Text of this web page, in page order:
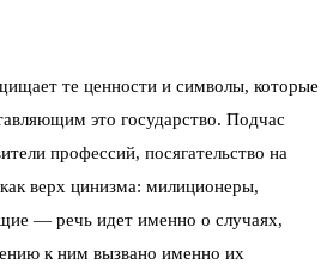
те ценности и символы, которые
это государство. Подчас
профессий, посягательство на
верх цинизма: милиционеры,
— речь идет именно о случаях,
к ним вызвано именно их